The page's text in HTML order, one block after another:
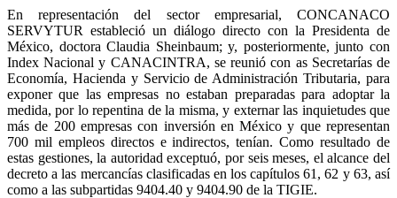
En representación del sector empresarial, CONCANACO
SERVYTUR estableció un diálogo directo con la Presidenta de
México, doctora Claudia Sheinbaum; y, posteriormente, junto con
Index Nacional y CANACINTRA, se reunió con as Secretarías de
Economía, Hacienda y Servicio de Administración Tributaria, para
exponer que las empresas no estaban preparadas para adoptar la
medida, por lo repentina de la misma, y externar las inquietudes que
más de 200 empresas con inversión en México y que representan
700 mil empleos directos e indirectos, tenían. Como resultado de
estas gestiones, la autoridad exceptuó, por seis meses, el alcance del
decreto a las mercancías clasificadas en los capítulos 61, 62 y 63, así
como a las subpartidas 9404.40 y 9404.90 de la TIGIE.